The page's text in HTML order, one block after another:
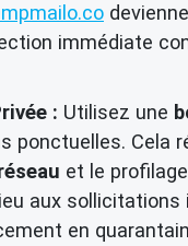
immédiate
: Utilisez une
ponctuelles.
et le
aux
en